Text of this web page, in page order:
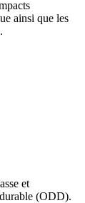
ainsi que les
et
(ODD).